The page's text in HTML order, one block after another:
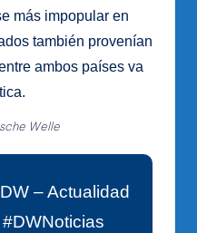
más impopular en
​​también provenían
ambos países va
Welle
– Actualidad